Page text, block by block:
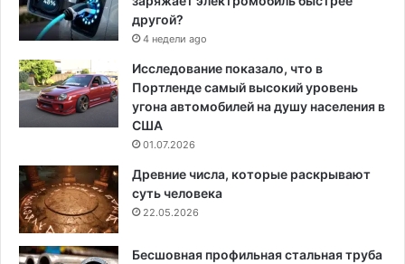
другой?
4 недели ago
Исследование показало, что в
Портленде самый высокий уровень
угона автомобилей на душу населения в
США
01.07.2026
Древние числа, которые раскрывают
суть человека
22.05.2026
Бесшовная профильная стальная труба